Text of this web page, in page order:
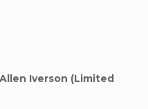
Iverson (Limited